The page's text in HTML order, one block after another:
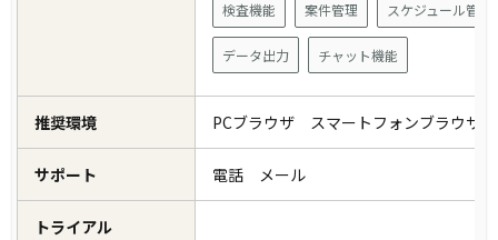
検査機能 案件管理 スケジュール管理
データ出力 チャット機能
推奨環境 PCブラウザ スマートフォンブラウザ
サポート 電話 メール
トライアル